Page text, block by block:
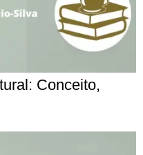
Conceito,